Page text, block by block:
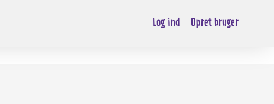
Log ind Opret bruger